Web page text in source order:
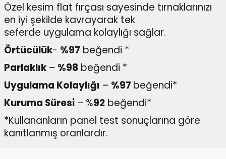
Özel kesim flat fırçası sayesinde tırnaklarınızı
en iyi şekilde kavrayarak tek
seferde uygulama kolaylığı sağlar.
Örtücülük- %97 beğendi *
Parlaklık – %98 beğendi *
Uygulama Kolaylığı – %97 beğendi*
Kuruma Süresi – %92 beğendi*
*Kullananların panel test sonuçlarına göre
kanıtlanmış oranlardır.